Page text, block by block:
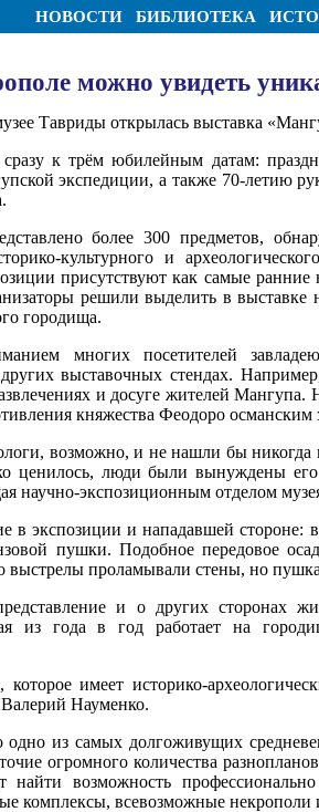
НОВОСТИ БИБЛИОТЕКА
можно увидеть
Тавриды открылась выставка
к трём юбилейным датам:
экспедиции, а также 70-летию
более 300 предметов,
культурного и
присутствуют как самые
решили выделить в выставке
городища.
многих посетителей
выставочных стендах.
и досуге жителей
княжества Феодоро
возможно, и не нашли бы никогда
ценилось, люди были вынуждены
научно-экспозиционным отделом
в экспозиции и нападавшей
пушки. Подобное передовое
выстрелы проламывали стены, но
и о других сторонах
из года в год работает на
которое имеет историко-
Науменко.
из самых долгоживущих
огромного количества
найти возможность
комплексы, всевозможные